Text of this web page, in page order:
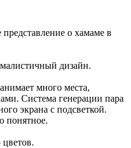
о хамаме в
дизайн.
много места,
Система генерации пара
экрана с подсветкой.
понятное.
цветов.